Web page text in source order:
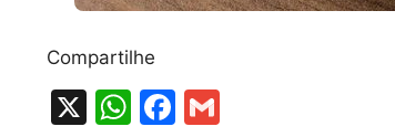
Compartilhe
X
W F